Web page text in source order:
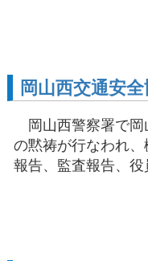
岡山西交通安
岡山西警察署で岡
の黙祷が行なわれ
報告、監査報告、